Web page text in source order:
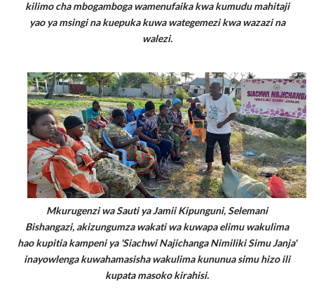
kilimo cha mbogamboga wamenufaika kwa kumudu mahitaji
yao ya msingi na kuepuka kuwa wategemezi kwa wazazi na
walezi.
Mkurugenzi wa Sauti ya Jamii Kipunguni, Selemani
Bishangazi, akizungumza wakati wa kuwapa elimu wakulima
hao kupitia kampeni ya 'Siachwi Najichanga Nimiliki Simu Janja'
inayowlenga kuwahamasisha wakulima kununua simu hizo ili
kupata masoko kirahisi.